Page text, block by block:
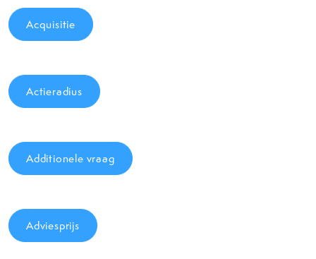
Acquisitie
Actieradius
Additionele vraag
Adviesprijs